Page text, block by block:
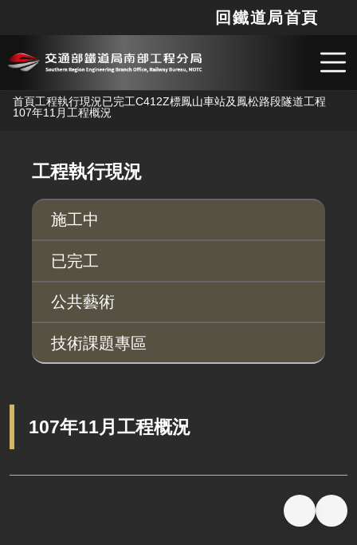
跳到主要內容
回鐵道局首頁
首頁工程執行現況已完工C412Z標鳳山車站及鳳松路段隧道工程
107年11月工程概況
工程執行現況
施工中
已完工
公共藝術
技術課題專區
107年11月工程概況